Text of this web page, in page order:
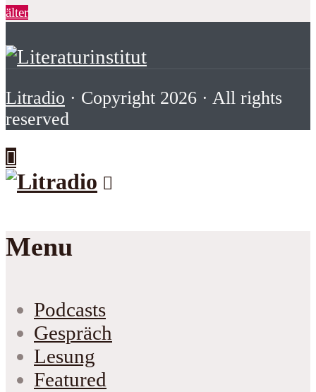
älter
Litradio · Copyright 2026 · All rights
reserved
Menu
Podcasts
Gespräch
Lesung
Featured